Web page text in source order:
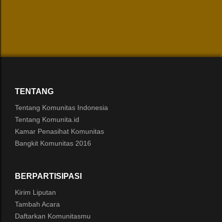
TENTANG
Tentang Komunitas Indonesia
Tentang Komunita.id
Kamar Penasihat Komunitas
Bangkit Komunitas 2016
BERPARTISIPASI
Kirim Liputan
Tambah Acara
Daftarkan Komunitasmu